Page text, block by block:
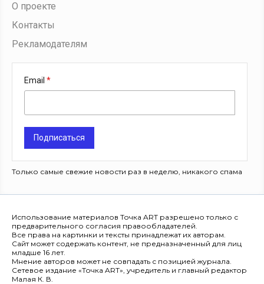
О проекте
Контакты
Рекламодателям
Email
Подписаться
Только самые свежие новости раз в неделю, никакого спама
Использование материалов Точка ART разрешено только с
предварительного согласия правообладателей.
Все права на картинки и тексты принадлежат их авторам.
Сайт может содержать контент, не предназначенный для лиц
младше 16 лет.
Мнение авторов может не совпадать с позицией журнала.
Сетевое издание «Точка ART», учредитель и главный редактор
Малая К. В.